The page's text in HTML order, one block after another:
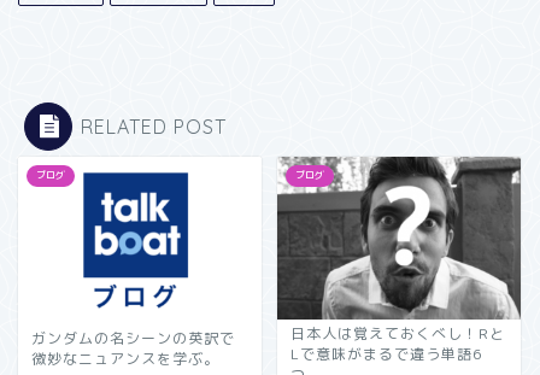
RELATED POST
ブログ
ガンダムの名シーンの英訳で
微妙なニュアンスを学ぶ。
ブログ
日本人は覚えておくべし！Rと
Lで意味がまるで違う単語6